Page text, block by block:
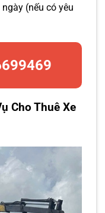
(nếu có yêu
Cho Thuê Xe